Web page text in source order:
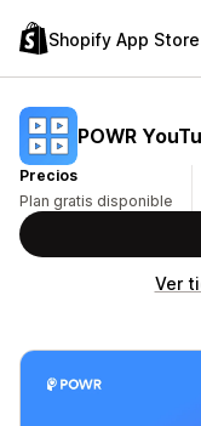
Shopify App Store
POWR
Precios
Plan gratis disponible
Ver